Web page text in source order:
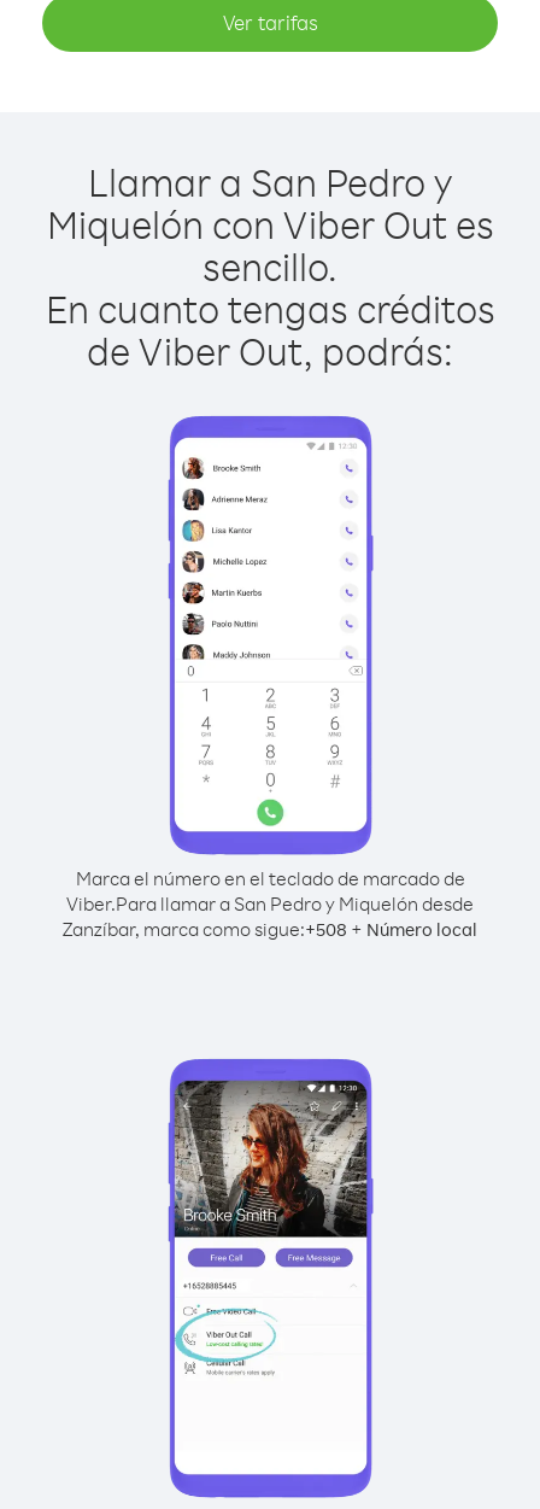
Ver tarifas
Llamar a San Pedro y
Miquelón con Viber Out es
sencillo.
En cuanto tengas créditos
de Viber Out, podrás:
Marca el número en el teclado de marcado de
Viber.Para llamar a San Pedro y Miquelón desde
Zanzíbar, marca como sigue:+508 + Número local